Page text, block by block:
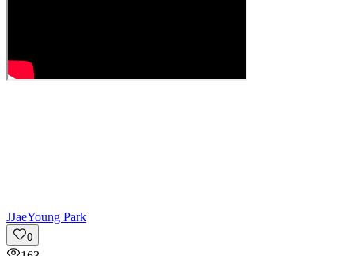
JJaeYoung Park
0